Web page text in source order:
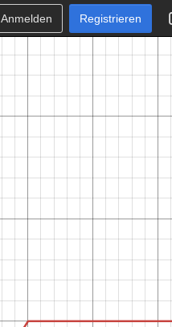
Anmelden Registrieren